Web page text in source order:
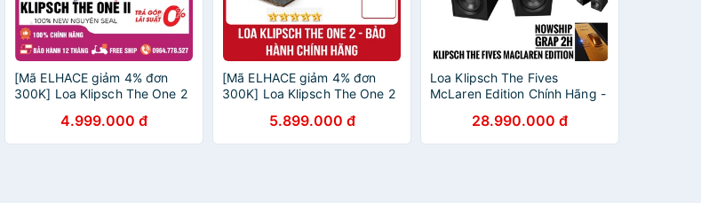
[Mã ELHACE giảm 4% đơn
300K] Loa Klipsch The One 2
12Tháng4.999.000 đ
[Mã ELHACE giảm 4% đơn
300K] Loa Klipsch The One 2
Duy Audio5.899.000 đ
Loa Klipsch The Fives
McLaren Edition Chính Hãng -
28.990.000 đ